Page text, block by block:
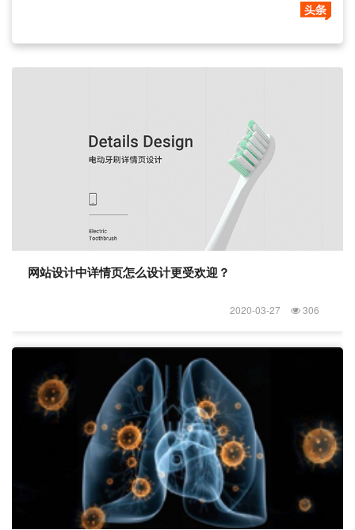
网站设计中详情页怎么设计更受欢迎？
2020-03-27 306